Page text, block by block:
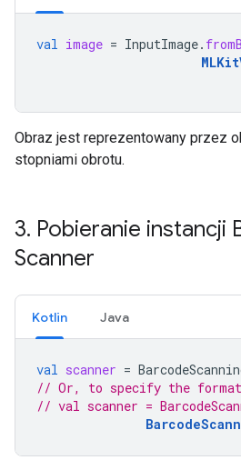
val image = InputImage.
Obraz jest reprezentowany przez
stopniami obrotu.
3. Pobieranie instancji
Scanner
Kotlin Java
val scanner =
// Or, to specify the
// val scanner =